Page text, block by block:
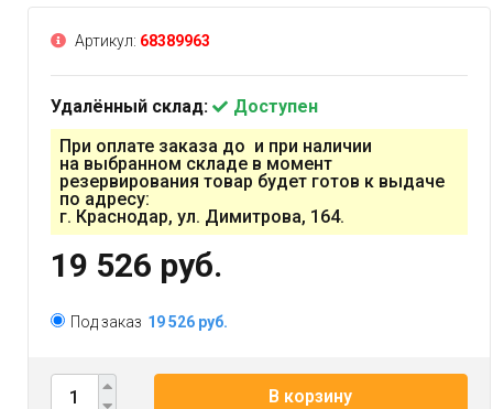
Артикул: 68389963
Удалённый склад:
Доступен
При оплате заказа до и при наличии
на выбранном складе в момент
резервирования товар будет готов к выдаче
по адресу:
г. Краснодар, ул. Димитрова, 164.
19 526 руб.
Под заказ 19 526 руб.
В корзину